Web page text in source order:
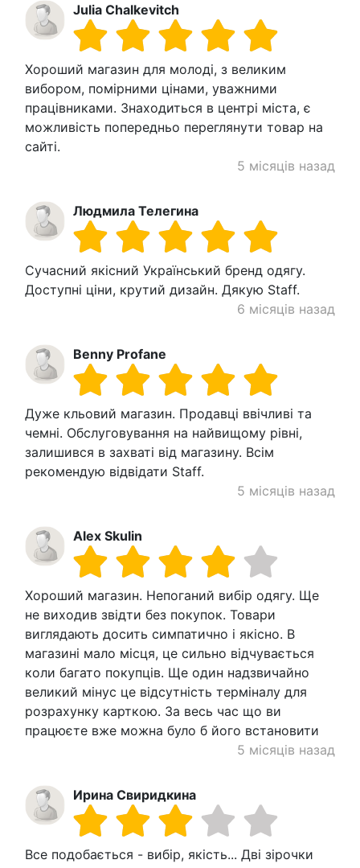
Julia Chalkevitch
Хороший магазин для молоді, з великим
вибором, помірними цінами, уважними
працівниками. Знаходиться в центрі міста, є
можливість попередньо переглянути товар на
сайті.
5 місяців назад
Людмила Телегина
Сучасний якісний Український бренд одягу.
Доступні ціни, крутий дизайн. Дякую Staff.
6 місяців назад
Benny Profane
Дуже кльовий магазин. Продавці ввічливі та
чемні. Обслуговування на найвищому рівні,
залишився в захваті від магазину. Всім
рекомендую відвідати Staff.
5 місяців назад
Alex Skulin
Хороший магазин. Непоганий вибір одягу. Ще
не виходив звідти без покупок. Товари
виглядають досить симпатично і якісно. В
магазині мало місця, це сильно відчувається
коли багато покупців. Ще один надзвичайно
великий мінус це відсутність терміналу для
розрахунку карткою. За весь час що ви
працюєте вже можна було б його встановити
5 місяців назад
Ирина Свиридкина
Все подобається - вибір, якість... Дві зірочки